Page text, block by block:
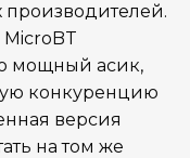
производителей.
мощный асик,
конкуренцию
версия
на том же